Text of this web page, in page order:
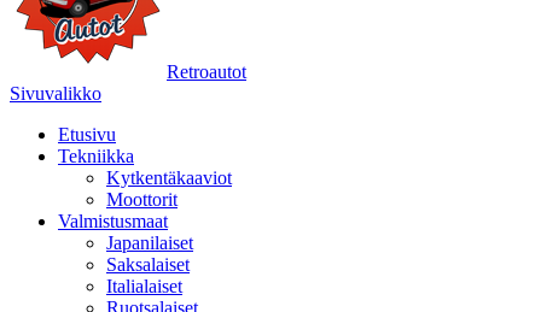
Retroautot
Sivuvalikko
Etusivu
Tekniikka
Kytkentäkaaviot
Moottorit
Valmistusmaat
Japanilaiset
Saksalaiset
Italialaiset
Ruotsalaiset